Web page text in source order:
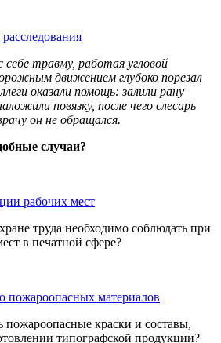
себе травму, работая угловой
движением глубоко порезал
оказали помощь: залили рану
повязку, после чего слесарь
он не обращался.
случаи?
рабочих мест
труда необходимо соблюдать при
в печатной сфере?
пожароопасных материалов
пожароопасные краски и составы,
типографской продукции?